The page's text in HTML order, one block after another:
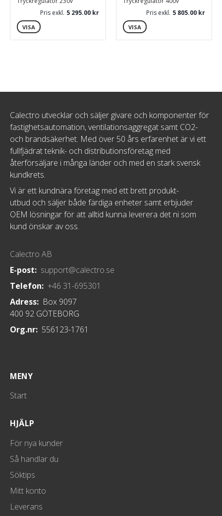
Pris exkl. 5 295.00
VISA
Pris exkl. 5 805.00
VISA
Calectro utvecklar och säljer givare och komponenter för
fastighetsautomation, ventilationsaggregat samt CO2-
och brandsäkerhet. Med över 50 års erfarenhet är vi ett
fullfjädrat teknik- och distributionsföretag med
återförsäljare i många länder och med en stark svensk
kundkrets.
Vi är ett kundnära företag med ett brett produkt-
utbud och säljer både färdiga enheter samt erbjuder
OEM lösningar för att alltid kunna leverera det ni som
kund önskar av oss.
Calectro AB
E-post: support@calectro.se
Telefon: +46 31-695301
Adress: Box 9097
400 92 GÖTEBORG
Org.nr: 556123-1761
MENY
Start
HJÄLP
För nya kunder
Så handlar du
Söktips
Mitt konto
Leverans